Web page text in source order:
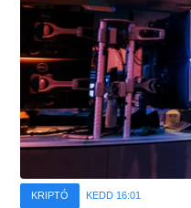
KRIPTÓ KEDD 16:01